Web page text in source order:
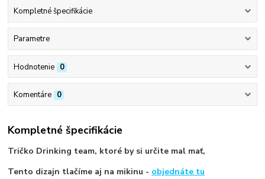
Kompletné špecifikácie
Parametre
Hodnotenie 0
Komentáre 0
Kompletné špecifikácie
Tričko Drinking team, ktoré by si určite mal mať,
Tento dizajn tlačíme aj na mikinu - objednáte tu